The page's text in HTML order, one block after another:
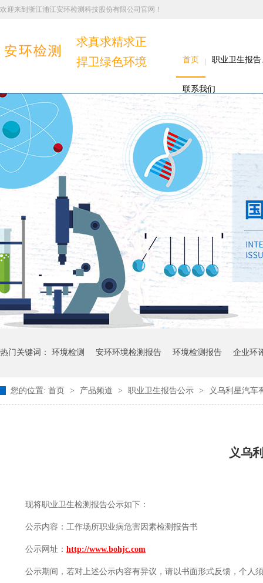
欢迎来到浙江浦江安环检测科技股份有限公司官网！
求真求精求正
捍卫绿色环境
首页 职业卫生报
联系我们
热门关键词： 环境检测 安环环境检测报告 环境检测报告 企业环
您的位置: 首页 > 产品频道 > 职业卫生报告公示 > 义乌利星汽车
义乌
现将职业卫生检测报告公示如下：
公示内容： 工作场所职业病危害因素检测报告书
公示网址： http://www.bohjc.com
公示期间，若对上述公示内容有异议，请以书面形式反馈，个人